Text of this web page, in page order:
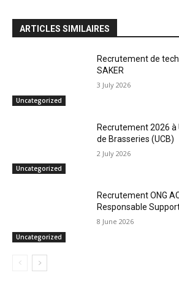
ARTICLES SIMILAIRES
Uncategorized
Recrutement de
SAKER
3 July 2026
Uncategorized
Recrutement 2026
de Brasseries (UCB)
2 July 2026
Uncategorized
Recrutement ONG
Responsable
8 June 2026